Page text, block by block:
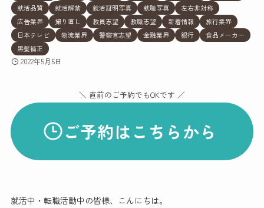
就活品質
就活解禁 就活証明写真 就職写真
左右非対称
広告業界
撮り直し 教員志望 教職志望 新着情報
旅行業界
日本テレビ
物流業界 警察官志望 金融業界 銀行
食品メーカー
黒髪補正
2022年5月5日
＼ 直前のご予約でもOKです ／
ご予約はこちらから
就活中・転職活動中の皆様、こんにちは。